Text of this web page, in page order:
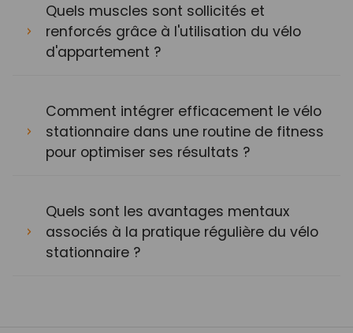
Quels muscles sont sollicités et
renforcés grâce à l'utilisation du vélo
d'appartement ?
Comment intégrer efficacement le vélo
stationnaire dans une routine de fitness
pour optimiser ses résultats ?
Quels sont les avantages mentaux
associés à la pratique régulière du vélo
stationnaire ?